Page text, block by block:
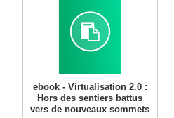
ebook - Virtualisation 2.0 :
Hors des sentiers battus
vers de nouveaux sommets